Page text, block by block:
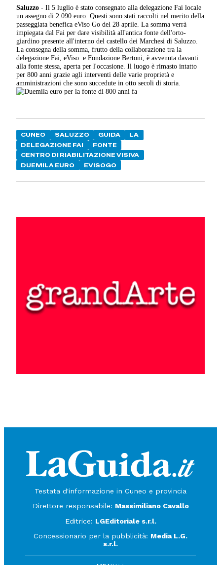
Saluzzo - Il 5 luglio è stato consegnato alla delegazione Fai locale
un assegno di 2.090 euro. Questi sono stati raccolti nel merito della
passeggiata benefica eViso Go del 28 aprile. La somma verrà
impiegata dal Fai per dare visibilità all'antica fonte dell'orto-
giardino presente all'interno del castello dei Marchesi di Saluzzo.
La consegna della somma, frutto della collaborazione tra la
delegazione Fai, eViso e Fondazione Bertoni, è avvenuta davanti
alla fonte stessa, aperta per l'occasione. Il luogo è rimasto intatto
per 800 anni grazie agli interventi delle varie proprietà e
amministrazioni che sono succedute in otto secoli di storia.
CUNEO SALUZZO GUIDA
LA
DELEGAZIONE FAI
FONTE
CENTRO DI RIABILITAZIONE VISIVA
DUEMILA EURO
EVISOGO
Testata d'informazione in Cuneo e provincia
Direttore responsabile: Massimiliano Cavallo
Editrice: LGEditoriale s.r.l.
Concessionario per la pubblicità: Media L.G.
s.r.l.